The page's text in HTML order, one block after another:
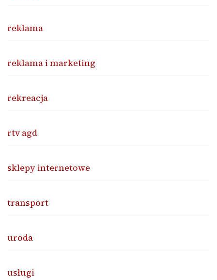
reklama
reklama i marketing
rekreacja
rtv agd
sklepy internetowe
transport
uroda
usługi